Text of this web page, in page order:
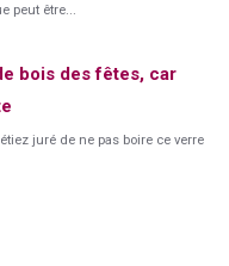
peut être...
bois des fêtes, car
juré de ne pas boire ce verre